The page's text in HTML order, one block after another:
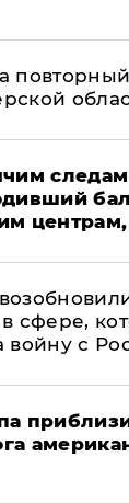
сфере,
войну с